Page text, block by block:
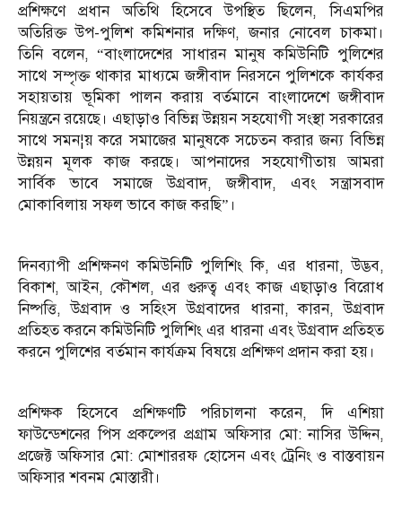
প্রশিক্ষণে প্রধান অতিথি হিসেবে উপস্থিত ছিলেন, সিএমপির
অতিরিক্ত উপ-পুলিশ কমিশনার দক্ষিণ, জনার নোবেল চাকমা।
তিনি বলেন, “বাংলাদেশের সাধারন মানুষ কমিউনিটি পুলিশের
সাথে সম্পৃক্ত থাকার মাধ্যমে জঙ্গীবাদ নিরসনে পুলিশকে কার্যকর
সহায়তায় ভূমিকা পালন করায় বর্তমানে বাংলাদেশে জঙ্গীবাদ
নিয়ন্ত্রনে রয়েছে। এছাড়াও বিভিন্ন উন্নয়ন সহযোগী সংস্থা সরকারের
সাথে সমন¦য় করে সমাজের মানুষকে সচেতন করার জন্য বিভিন্ন
উন্নয়ন মূলক কাজ করছে। আপনাদের সহযোগীতায় আমরা
সার্বিক ভাবে সমাজে উগ্রবাদ, জঙ্গীবাদ, এবং সন্ত্রাসবাদ
মোকাবিলায় সফল ভাবে কাজ করছি”।
দিনব্যাপী প্রশিক্ষনণ কমিউনিটি পুলিশিং কি, এর ধারনা, উদ্ভব,
বিকাশ, আইন, কৌশল, এর গুরুত্ব এবং কাজ এছাড়াও বিরোধ
নিষ্পত্তি, উগ্রবাদ ও সহিংস উগ্রবাদের ধারনা, কারন, উগ্রবাদ
প্রতিহত করনে কমিউনিটি পুলিশিং এর ধারনা এবং উগ্রবাদ প্রতিহত
করনে পুলিশের বর্তমান কার্যক্রম বিষয়ে প্রশিক্ষণ প্রদান করা হয়।
প্রশিক্ষক হিসেবে প্রশিক্ষণটি পরিচালনা করেন, দি এশিয়া
ফাউন্ডেশনের পিস প্রকল্পের প্রগ্রাম অফিসার মো: নাসির উদ্দিন,
প্রজেক্ট অফিসার মো: মোশাররফ হোসেন এবং ট্রেনিং ও বাস্তবায়ন
অফিসার শবনম মোস্তারী।